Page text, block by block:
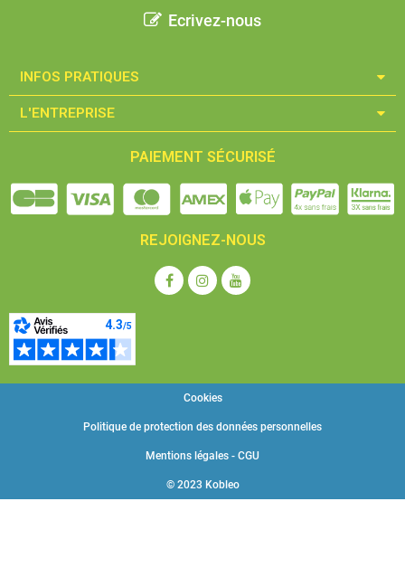
Ecrivez-nous
INFOS PRATIQUES​
L'ENTREPRISE​
PAIEMENT SÉCURISÉ
REJOIGNEZ-NOUS
© 2023 Kobleo
Mentions légales - CGU
Politique de protection des données personnelles
Cookies